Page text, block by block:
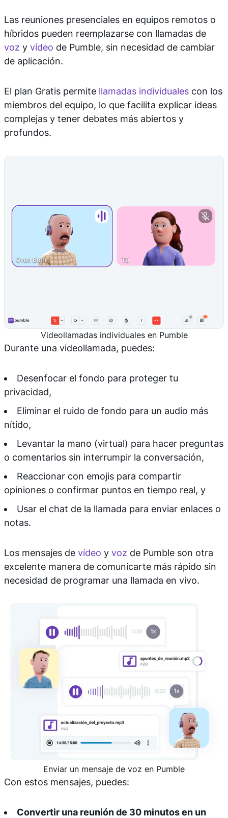
Las reuniones presenciales en equipos remotos o
híbridos pueden reemplazarse con llamadas de
voz y vídeo de Pumble, sin necesidad de cambiar
de aplicación.
El plan Gratis permite llamadas individuales con los
miembros del equipo, lo que facilita explicar ideas
complejas y tener debates más abiertos y
profundos.
Videollamadas individuales en Pumble
Durante una videollamada, puedes:
Desenfocar el fondo para proteger tu
privacidad,
Eliminar el ruido de fondo para un audio más
nítido,
Levantar la mano (virtual) para hacer preguntas
o comentarios sin interrumpir la conversación,
Reaccionar con emojis para compartir
opiniones o confirmar puntos en tiempo real, y
Usar el chat de la llamada para enviar enlaces o
notas.
Los mensajes de vídeo y voz de Pumble son otra
excelente manera de comunicarte más rápido sin
necesidad de programar una llamada en vivo.
Enviar un mensaje de voz en Pumble
Con estos mensajes, puedes:
Convertir una reunión de 30 minutos en un